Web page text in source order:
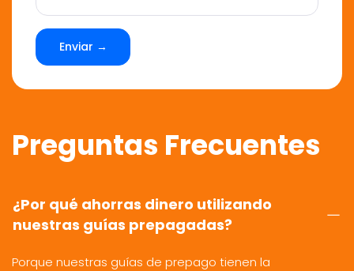
Enviar →
Preguntas Frecuentes
¿Por qué ahorras dinero utilizando
nuestras guías prepagadas?
Porque nuestras guías de prepago tienen la